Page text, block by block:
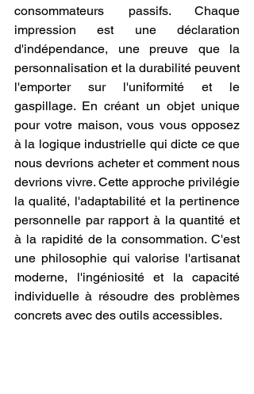
consommateurs passifs. Chaque
impression est une déclaration
d'indépendance, une preuve que la
personnalisation et la durabilité peuvent
l'emporter sur l'uniformité et le
gaspillage. En créant un objet unique
pour votre maison, vous vous opposez
à la logique industrielle qui dicte ce que
nous devrions acheter et comment nous
devrions vivre. Cette approche privilégie
la qualité, l'adaptabilité et la pertinence
personnelle par rapport à la quantité et
à la rapidité de la consommation. C'est
une philosophie qui valorise l'artisanat
moderne, l'ingéniosité et la capacité
individuelle à résoudre des problèmes
concrets avec des outils accessibles.